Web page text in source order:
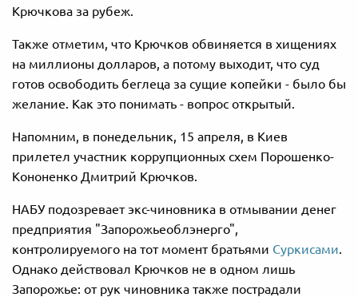
Крючкова за рубеж.
Также отметим, что Крючков обвиняется в хищениях
на миллионы долларов, а потому выходит, что суд
готов освободить беглеца за сущие копейки - было бы
желание. Как это понимать - вопрос открытый.
Напомним, в понедельник, 15 апреля, в Киев
прилетел участник коррупционных схем Порошенко-
Кононенко Дмитрий Крючков.
НАБУ подозревает экс-чиновника в отмывании денег
предприятия "Запорожьеоблэнерго",
контролируемого на тот момент братьями Суркисами
Однако действовал Крючков не в одном лишь
Запорожье: от рук чиновника также пострадали